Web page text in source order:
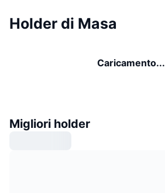
Holder di Masa
Caricamento...
Migliori holder